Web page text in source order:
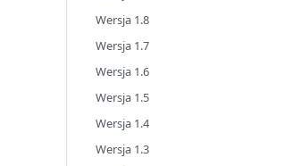
Wersja 1.8
Wersja 1.7
Wersja 1.6
Wersja 1.5
Wersja 1.4
Wersja 1.3